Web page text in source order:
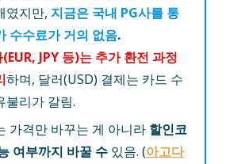
였지만, 지금은 국내 PG사를 통
수수료가 거의 없음.
JPY 등)는 추가 환전 과정
하며, 달러(USD) 결제는 카드 수
불리가 갈림.
가격만 바꾸는 게 아니라 할인코
여부까지 바꿀 수 있음. (아고다